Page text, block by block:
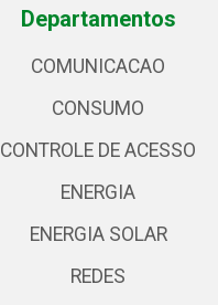
Departamentos
COMUNICACAO
CONSUMO
CONTROLE DE ACESSO
ENERGIA
ENERGIA SOLAR
REDES